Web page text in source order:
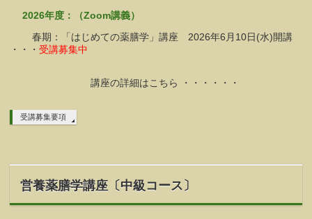
2026年度：（Zoom講義）
春期：「はじめての薬膳学」講座 2026年6月10日(水)開講
・・・受講募集中
講座の詳細はこちら ・・・・・・
受講募集要項
営養薬膳学講座〔中級コース〕